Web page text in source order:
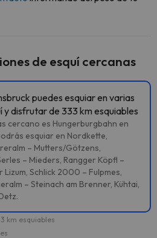
de esquí cercanas
puedes esquiar en varias
y disfrutar de 333 km esquiables
cercano es Hungerburgbahn en
esquiar en Nordkette,
– Mutters/Götzens,
– Mieders, Rangger Köpfl –
Schlick 2000 – Fulpmes,
– Steinach am Brenner, Kühtai,
km esquiables